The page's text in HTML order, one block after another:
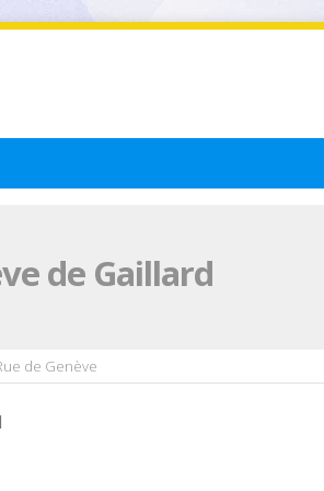
de Gaillard
de Genève